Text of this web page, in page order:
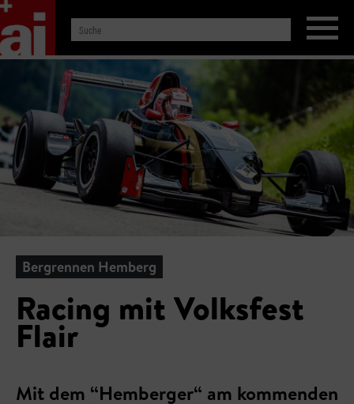
Bergrennen Hemberg
Racing mit Volksfest
Flair
Mit dem “Hemberger“ am kommenden